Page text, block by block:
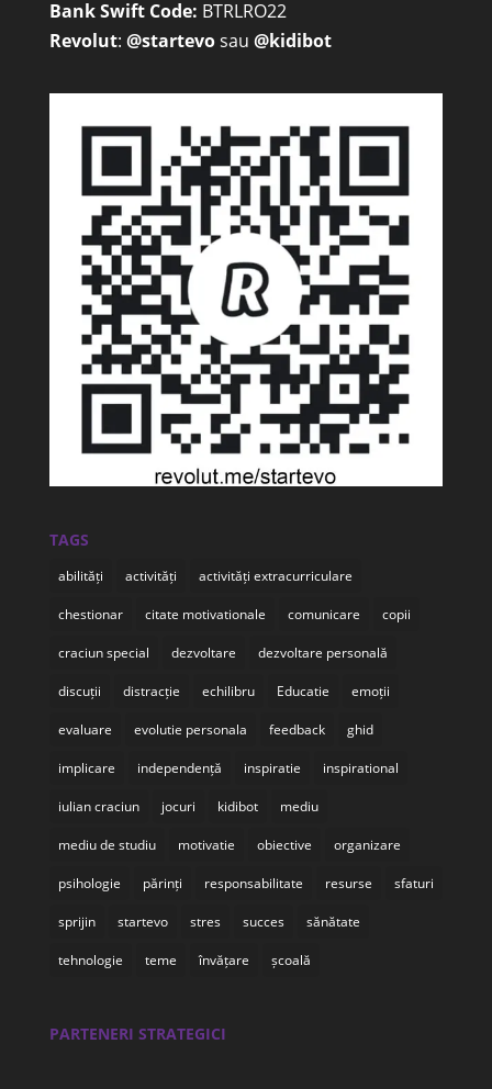
Bank Swift Code: BTRLRO22
Revolut: @startevosau @kidibot
TAGS
abilități activități activități extracurriculare
chestionar citate motivationale comunicare copii
craciun special dezvoltare dezvoltare personală
discuții distracție echilibru Educatie emoții
evaluare evolutie personala feedback ghid
implicare independență inspiratie inspirational
iulian craciun jocuri kidibot mediu
mediu de studiu motivatie obiective organizare
psihologie părinți responsabilitate resurse sfaturi
sprijin startevo stres succes sănătate
tehnologie teme învățare școală
PARTENERI STRATEGICI